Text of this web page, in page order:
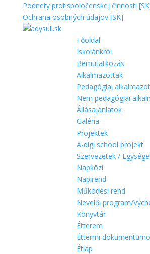
Podnety protispoločenskej činnosti
Ochrana osobných údajov [SK]
Főoldal
Iskolánkról
Bemutatkozás
Alkalmazottak
Pedagógiai
Nem pedagógiai
Állásajánlatok
Galéria
Projektek
A-digi school projekt
Szervezetek /
Napközi
Napirend
Működési rend
Nevelői program/
Könyvtár
Étterem
Éttermi
Étlap